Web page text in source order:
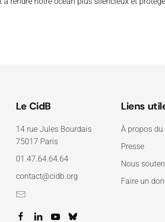
Le CidB
14 rue Jules Bourdais
75017 Paris
01.47.64.64.64
contact@cidb.org
Liens
À propos du
Presse
Nous
Faire un don